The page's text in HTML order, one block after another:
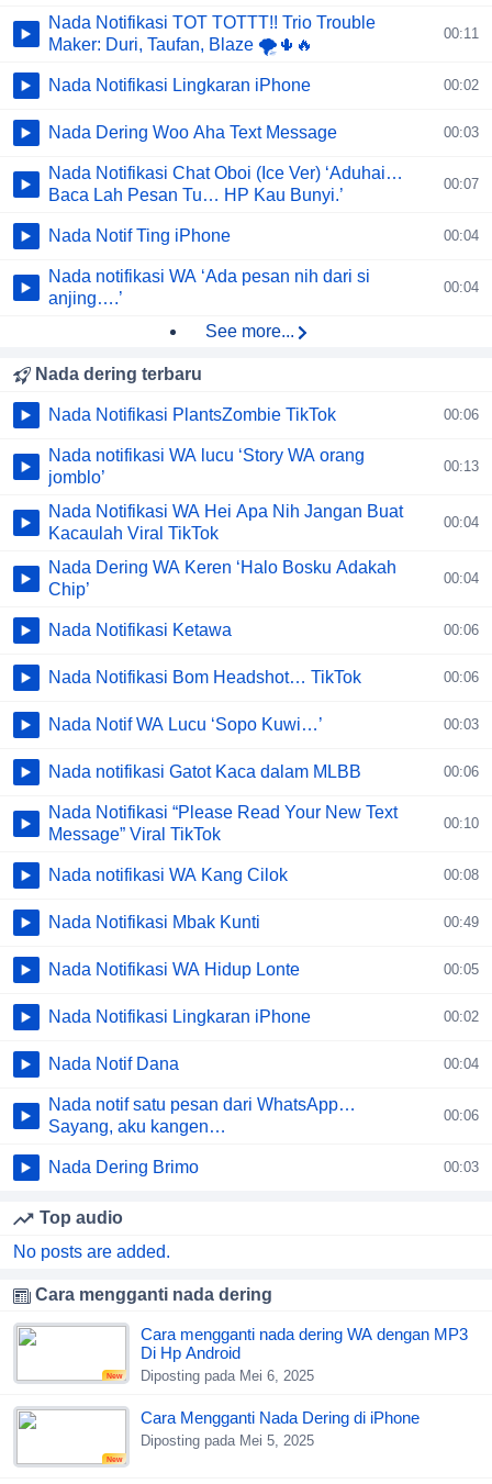
Nada Notifikasi TOT TOTTT!! Trio Trouble
Maker: Duri, Taufan, Blaze 🌪️🌵🔥
00:11
Nada Notifikasi Lingkaran iPhone 00:02
Nada Dering Woo Aha Text Message 00:03
Nada Notifikasi Chat Oboi (Ice Ver) ‘Aduhai…
Baca Lah Pesan Tu… HP Kau Bunyi.’
00:07
Nada Notif Ting iPhone 00:04
Nada notifikasi WA ‘Ada pesan nih dari si
anjing….’
00:04
See more...
Nada dering terbaru
Nada Notifikasi PlantsZombie TikTok 00:06
Nada notifikasi WA lucu ‘Story WA orang
jomblo’
00:13
Nada Notifikasi WA Hei Apa Nih Jangan Buat
Kacaulah Viral TikTok
00:04
Nada Dering WA Keren ‘Halo Bosku Adakah
Chip’
00:04
Nada Notifikasi Ketawa 00:06
Nada Notifikasi Bom Headshot… TikTok 00:06
Nada Notif WA Lucu ‘Sopo Kuwi…’ 00:03
Nada notifikasi Gatot Kaca dalam MLBB 00:06
Nada Notifikasi “Please Read Your New Text
Message” Viral TikTok
00:10
Nada notifikasi WA Kang Cilok 00:08
Nada Notifikasi Mbak Kunti 00:49
Nada Notifikasi WA Hidup Lonte 00:05
Nada Notifikasi Lingkaran iPhone 00:02
Nada Notif Dana 00:04
Nada notif satu pesan dari WhatsApp…
Sayang, aku kangen…
00:06
Nada Dering Brimo 00:03
Top audio
No posts are added.
Cara mengganti nada dering
New
Cara mengganti nada dering WA dengan MP3
Di Hp Android
Diposting pada Mei 6, 2025
New
Cara Mengganti Nada Dering di iPhone
Diposting pada Mei 5, 2025